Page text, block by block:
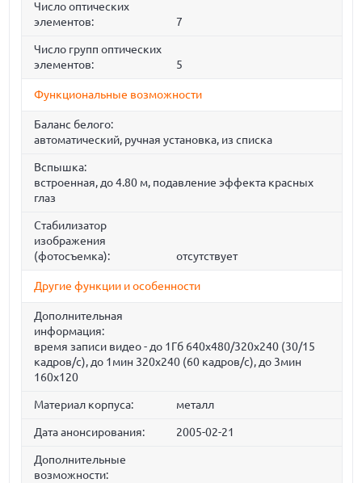
Число оптических
элементов:
7
Число групп оптических
элементов:
5
Функциональные возможности
Баланс белого:
автоматический, ручная установка, из списка
Вспышка:
встроенная, до 4.80 м, подавление эффекта красных
глаз
Стабилизатор
изображения
(фотосъемка):
отсутствует
Другие функции и особенности
Дополнительная
информация:
время записи видео - до 1Гб 640x480/320x240 (30/15
кадров/с), до 1мин 320x240 (60 кадров/с), до 3мин
160x120
Материал корпуса: металл
Дата анонсирования: 2005-02-21
Дополнительные
возможности: